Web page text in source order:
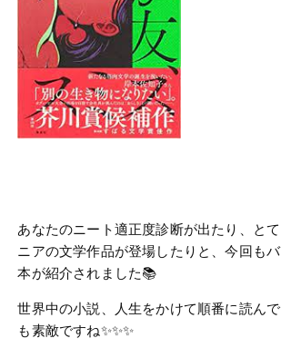
あなたのニート適正度診断が出たり、と
ニアの文学作品が登場したりと、今回も
本が紹介されました📚
世界中の小説、人生をかけて順番に読ん
も素敵ですね✨✨✨